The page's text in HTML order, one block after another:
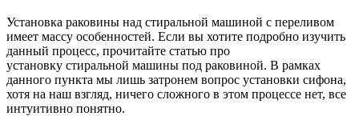
Установка раковины над стиральной машиной с переливом
имеет массу особенностей. Если вы хотите подробно изучить
данный процесс, прочитайте статью про
установку стиральной машины под раковиной. В рамках
данного пункта мы лишь затронем вопрос установки сифона,
хотя на наш взгляд, ничего сложного в этом процессе нет, все
интуитивно понятно.